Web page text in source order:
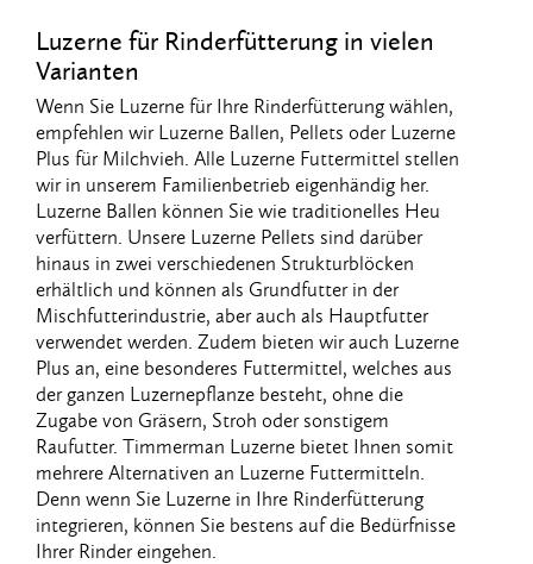
Luzerne für Rinderfütterung in vielen
Varianten
Wenn Sie Luzerne für Ihre Rinderfütterung wählen,
empfehlen wir Luzerne Ballen, Pellets oder Luzerne
Plus für Milchvieh. Alle Luzerne Futtermittel stellen
wir in unserem Familienbetrieb eigenhändig her.
Luzerne Ballen können Sie wie traditionelles Heu
verfüttern. Unsere Luzerne Pellets sind darüber
hinaus in zwei verschiedenen Strukturblöcken
erhältlich und können als Grundfutter in der
Mischfutterindustrie, aber auch als Hauptfutter
verwendet werden. Zudem bieten wir auch Luzerne
Plus an, eine besonderes Futtermittel, welches aus
der ganzen Luzernepflanze besteht, ohne die
Zugabe von Gräsern, Stroh oder sonstigem
Raufutter. Timmerman Luzerne bietet Ihnen somit
mehrere Alternativen an Luzerne Futtermitteln.
Denn wenn Sie Luzerne in Ihre Rinderfütterung
integrieren, können Sie bestens auf die Bedürfnisse
Ihrer Rinder eingehen.